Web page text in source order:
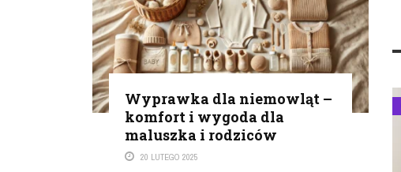
Wyprawka dla niemowląt –
komfort i wygoda dla
maluszka i rodziców
20 LUTEGO 2025